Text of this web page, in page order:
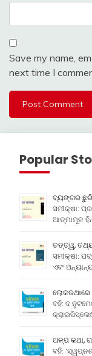
Save my name,
next time I
Popular
ବ୍ୟଙ୍ଗର
ସମୀକ୍ଷା:
ଆତ୍ମାମୂଳ
ତତ୍ତ୍ୱ,
ସମୀକ୍ଷା:
ଏବଂ
ଲୋକକଥାରେ
ବହି: ଦ
ଅଳ୍ପ କଥା,
ବହି: